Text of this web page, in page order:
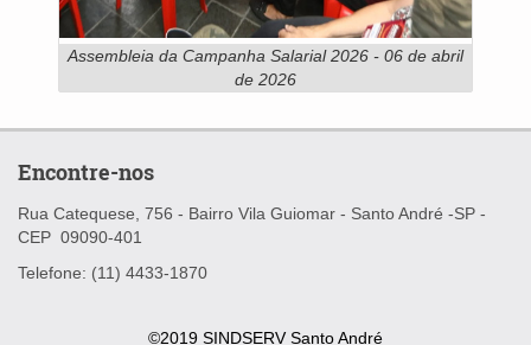
Assembleia da Campanha Salarial 2026 - 06 de abril
de 2026
Encontre-nos
Rua Catequese, 756 - Bairro Vila Guiomar - Santo André -SP -
CEP 09090-401
Telefone: (11) 4433-1870
©2019 SINDSERV Santo André